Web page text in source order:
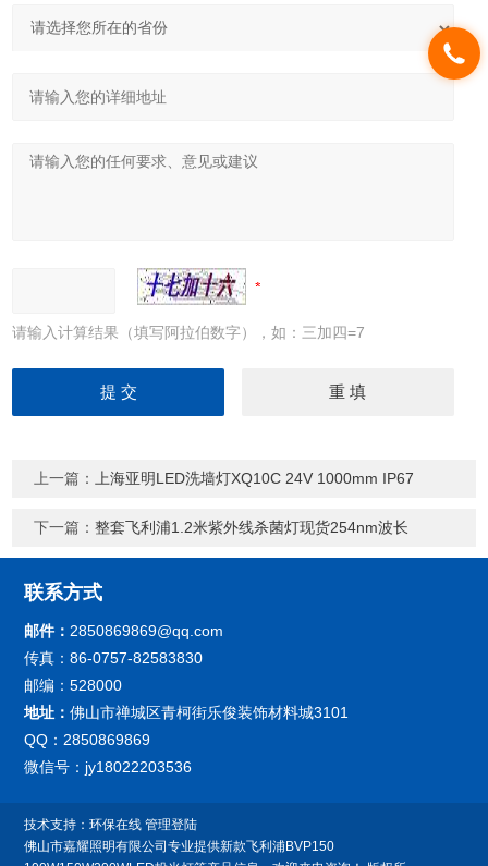
请输入计算结果（填写阿拉伯数字），如：三加四=7
上一篇： 上海亚明LED洗墙灯XQ10C 24V 1000mm IP67
下一篇：整套飞利浦1.2米紫外线杀菌灯现货254nm波长
联系方式
邮件： 2850869869@qq.com
传真：86-0757-82583830
邮编：528000
地址：佛山市禅城区青柯街乐俊装饰材料城3101
QQ：2850869869
微信号：jy18022203536
技术支持：环保在线 管理登陆
佛山市嘉耀照明有限公司专业提供新款飞利浦BVP150